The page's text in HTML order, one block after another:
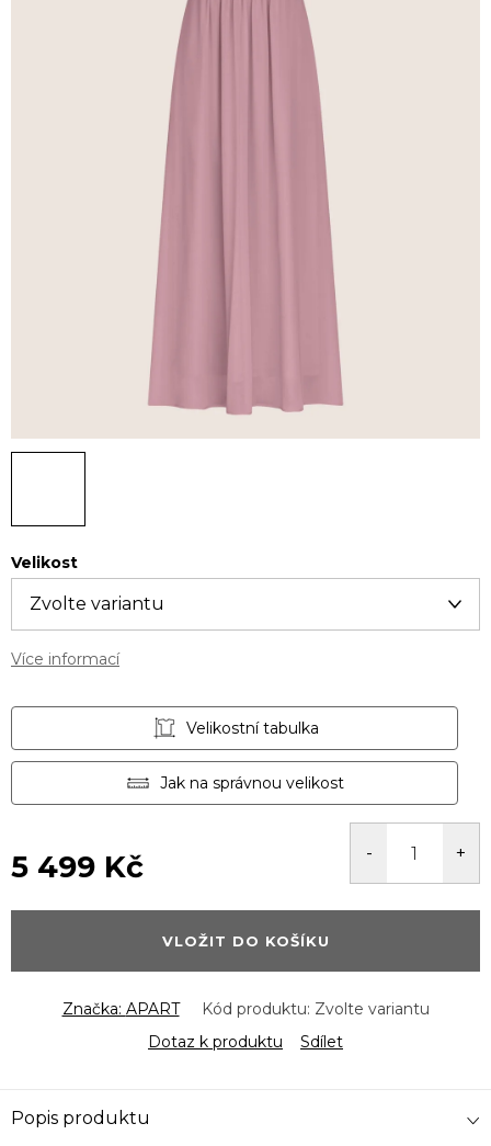
Velikost
Více informací
Velikostní tabulka
Jak na správnou velikost
5 499 Kč
cena:
VLOŽIT DO KOŠÍKU
Značka: APART Kód produktu: Zvolte variantu
Dotaz k produktu
Sdílet
Popis produktu